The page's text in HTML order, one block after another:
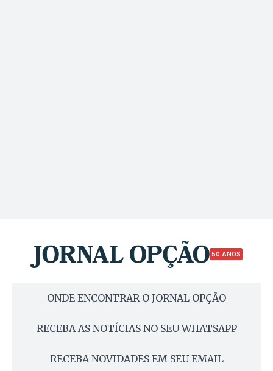
50 ANOS
ONDE ENCONTRAR O JORNAL OPÇÃO
RECEBA AS NOTÍCIAS NO SEU WHATSAPP
RECEBA NOVIDADES EM SEU EMAIL